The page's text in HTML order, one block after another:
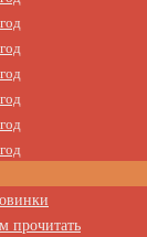
прочитать